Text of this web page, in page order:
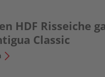
HDF Risseiche
Classic